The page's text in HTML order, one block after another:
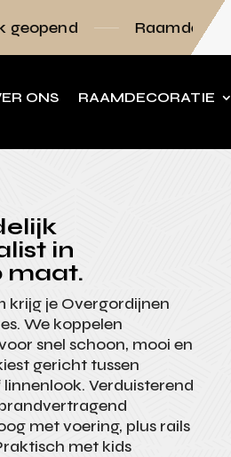
Raamdecoratie volledig op
ONS RAAMDECORATIE
in
maat.
krijg je Overgordijnen
We koppelen
snel schoon, mooi en
gericht tussen
Verduisterend
met voering, plus rails
met kids